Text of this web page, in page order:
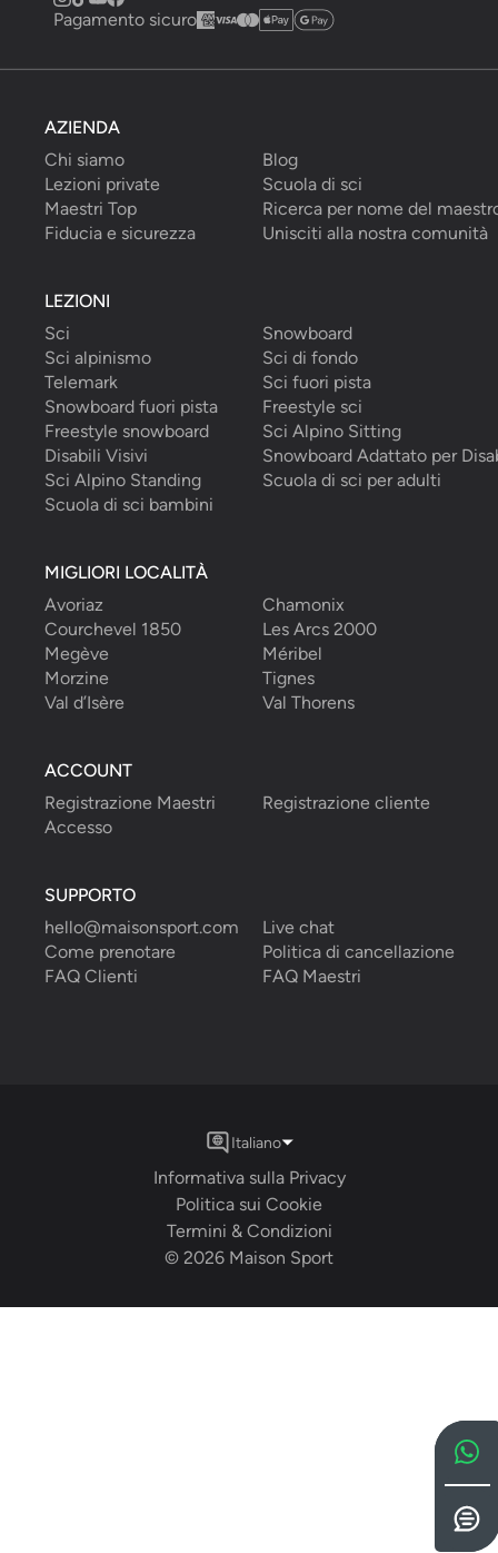
Pagamento sicuro
AZIENDA
Chi siamo
Blog
Lezioni private
Scuola di sci
Maestri Top
Ricerca per nome del
Fiducia e sicurezza
Unisciti alla nostra comunità
LEZIONI
Sci
Snowboard
Sci alpinismo
Sci di fondo
Telemark
Sci fuori pista
Snowboard fuori pista
Freestyle sci
Freestyle snowboard
Sci Alpino Sitting
Disabili Visivi
Snowboard Adattato per
Sci Alpino Standing
Scuola di sci per adulti
Scuola di sci bambini
MIGLIORI LOCALITÀ
Avoriaz
Chamonix
Courchevel 1850
Les Arcs 2000
Megève
Méribel
Morzine
Tignes
Val d’Isère
Val Thorens
ACCOUNT
Registrazione Maestri
Registrazione cliente
Accesso
SUPPORTO
hello@maisonsport.com
Live chat
Come prenotare
Politica di cancellazione
FAQ Clienti
FAQ Maestri
© 2026 Maison Sport
Termini & Condizioni
Politica sui Cookie
Informativa sulla Privacy
Italiano